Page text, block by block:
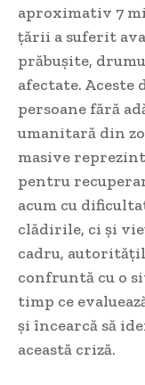
aproximativ 7
țării a suferit
prăbușite,
afectate.
persoane fără
umanitară din
masive
pentru
acum cu
clădirile, ci și
cadru,
confruntă cu o
timp ce
și încearcă să
această criză.